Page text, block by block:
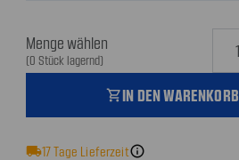
Menge wählen
(0 Stück lagernd)
shopping_cartIN DEN WARENKORB
local_shipping17Tage Lieferzeitinfo